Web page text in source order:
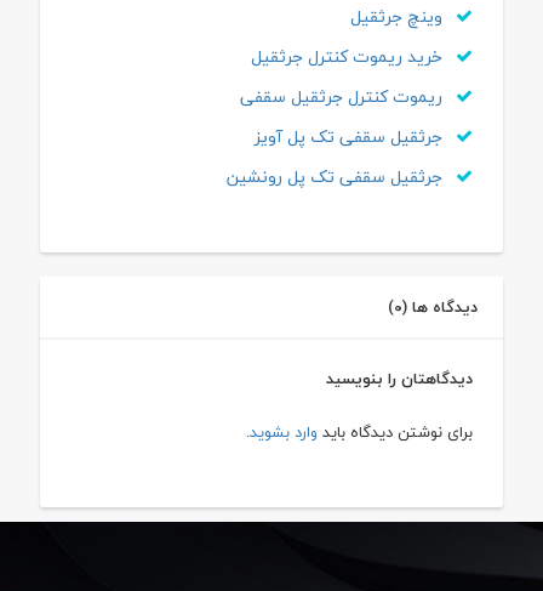
وینچ جرثقیل
خرید ریموت کنترل جرثقیل
ریموت کنترل جرثقیل سقفی
جرثقیل سقفی تک پل آویز
جرثقیل سقفی تک پل رونشین
دیدگاه ها (0)
دیدگاهتان را بنویسید
برای نوشتن دیدگاه باید وارد بشوید.